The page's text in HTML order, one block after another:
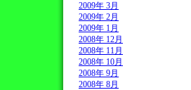
2009年 3月
2009年 2月
2009年 1月
2008年 12月
2008年 11月
2008年 10月
2008年 9月
2008年 8月